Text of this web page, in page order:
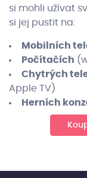
si mohli užívat
si jej pustit na:
Mobilních
Počítačích
Chytrých
Apple TV)
Herních